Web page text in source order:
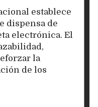
establece
dispensa de
electrónica. El
la
de los